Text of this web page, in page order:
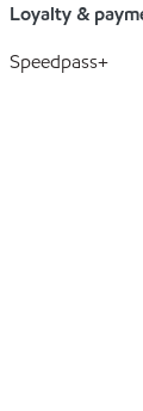
Loyalty &
Speedpass+